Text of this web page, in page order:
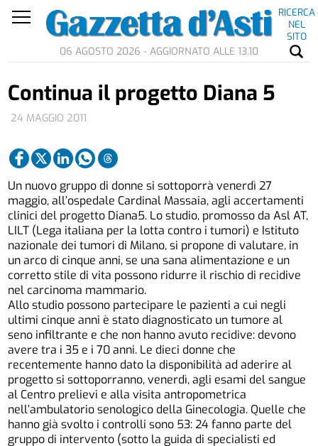
RICERCA
NEL
SITO
06 AGOSTO 2026 - AGGIORNATO ALLE 13.10
24 MAGGIO 2011
Continua il progetto Diana 5
Un nuovo gruppo di donne si sottoporrà venerdì 27
maggio, all’ospedale Cardinal Massaia, agli accertamenti
clinici del progetto Diana5. Lo studio, promosso da Asl AT,
LILT (Lega italiana per la lotta contro i tumori) e Istituto
nazionale dei tumori di Milano, si propone di valutare, in
un arco di cinque anni, se una sana alimentazione e un
corretto stile di vita possono ridurre il rischio di recidive
nel carcinoma mammario.
Allo studio possono partecipare le pazienti a cui negli
ultimi cinque anni è stato diagnosticato un tumore al
seno infiltrante e che non hanno avuto recidive: devono
avere tra i 35 e i 70 anni. Le dieci donne che
recentemente hanno dato la disponibilità ad aderire al
progetto si sottoporranno, venerdì, agli esami del sangue
al Centro prelievi e alla visita antropometrica
nell’ambulatorio senologico della Ginecologia. Quelle che
hanno già svolto i controlli sono 53: 24 fanno parte del
gruppo di intervento (sotto la guida di specialisti ed